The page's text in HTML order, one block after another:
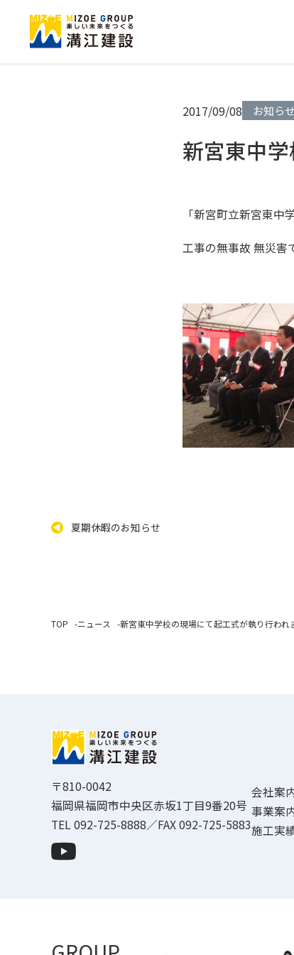
2017/09/08 お知らせ
新宮東中
「新宮町立新宮東中
工事の無事故 無災害
夏期休暇のお知らせ
TOP ニュース 新宮東中学校の現場にて起工式が執り行われ
〒810-0042
福岡県福岡市中央区赤坂1丁目9番20号
TEL 092-725-8888／FAX 092-725-5883
会社案
事業案
施工実